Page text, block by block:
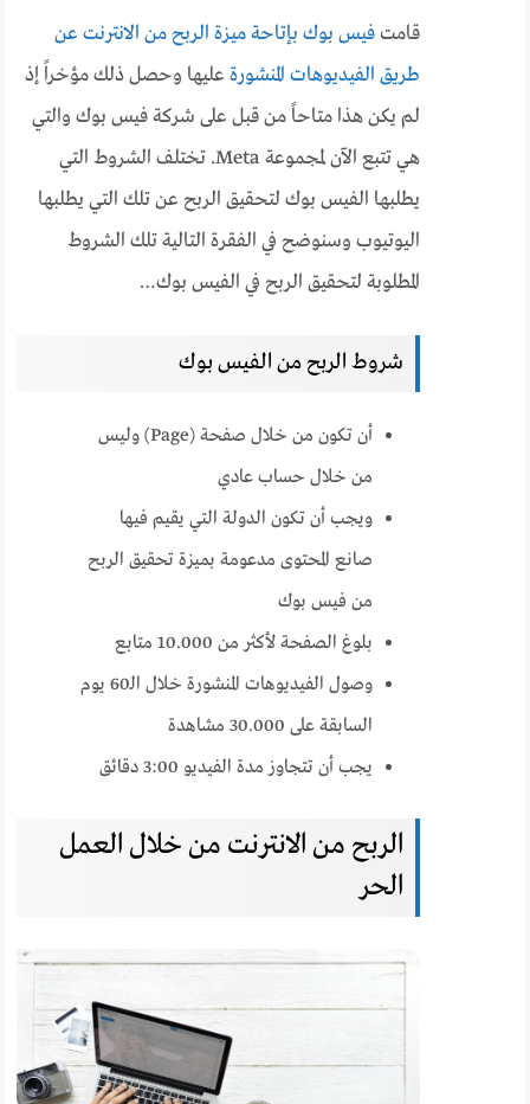
قامتفيس بوك بإتاحة ميزة الربح من الانترنت عن
طريق الفيديوهات المنشورة عليها وحصل ذلك مؤخراً إذ
لم يكن هذا متاحاً من قبل على شركة فيس بوك والتي
هي تتبع الآن لمجموعة Meta. تختلف الشروط التي
يطلبها الفيس بوك لتحقيق الربح عن تلك التي يطلبها
اليوتيوب وسنوضح في الفقرة التالية تلك الشروط
المطلوبة لتحقيق الربح في الفيس بوك…
شروط الربح من الفيس بوك
أن تكون من خلال صفحة (Page) وليس
من خلال حساب عادي
ويجب أن تكون الدولة التي يقيم فيها
صانع المحتوى مدعومة بميزة تحقيق الربح
من فيس بوك
بلوغ الصفحة لأكثر من 10.000 متابع
وصول الفيديوهات المنشورة خلال الـ60 يوم
السابقة على 30.000 مشاهدة
يجب أن تتجاوز مدة الفيديو 3:00 دقائق
الربح من الانترنت من خلال العمل
الحر